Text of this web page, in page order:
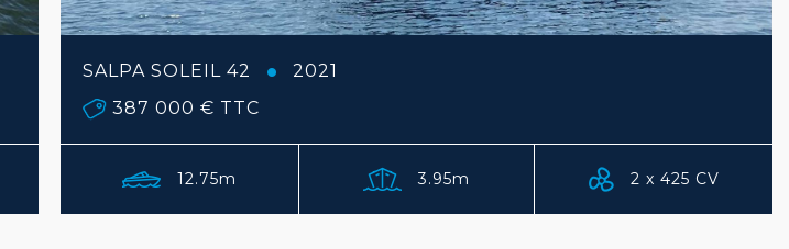
SALPA SOLEIL 42
2021
387 000 € TTC
12.75m 3.95m 2 x 425 CV